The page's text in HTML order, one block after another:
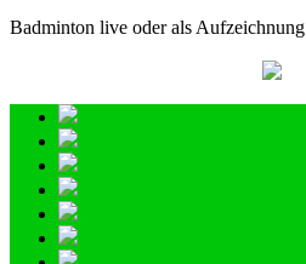
Badminton live oder als Aufzeichnung